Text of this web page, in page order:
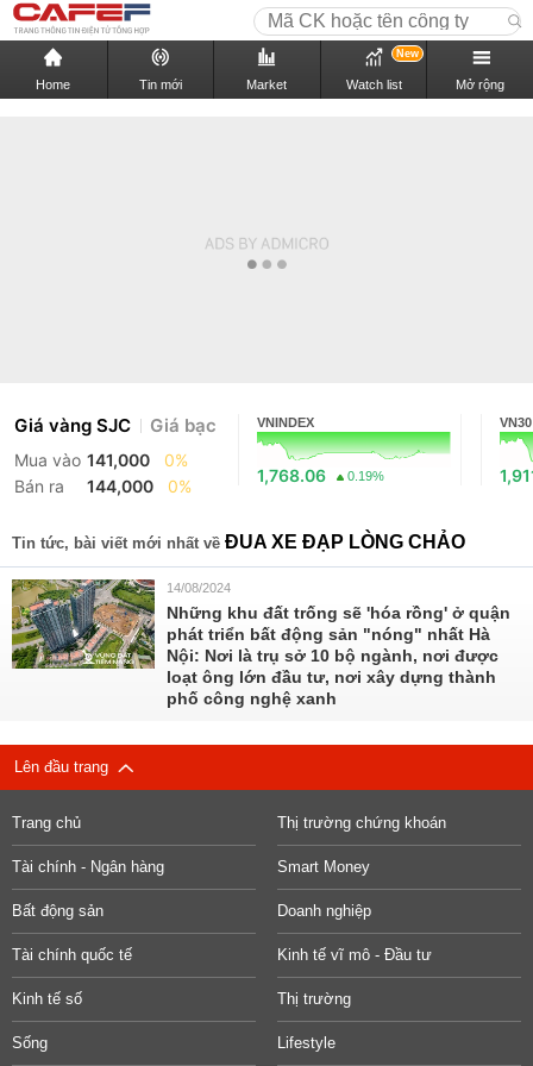
Home Tin mới Market Watch list
New
Mở rộng
Giá vàng SJC Giá bạc
Mua vào 141,000
0%
Bán ra
144,000 0%
VNINDEX
1,768.06 0.19%
VN30
Tin tức, bài viết mới nhất về ĐUA XE ĐẠP LÒNG CHẢO
14/08/2024
Những khu đất trống sẽ 'hóa rồng' ở quận
phát triển bất động sản "nóng" nhất Hà
Nội: Nơi là trụ sở 10 bộ ngành, nơi được
loạt ông lớn đầu tư, nơi xây dựng thành
phố công nghệ xanh
Lên đầu trang
Trang chủ Thị trường chứng khoán
Tài chính - Ngân hàng Smart Money
Bất động sản Doanh nghiệp
Tài chính quốc tế Kinh tế vĩ mô - Đầu tư
Kinh tế số Thị trường
Sống Lifestyle